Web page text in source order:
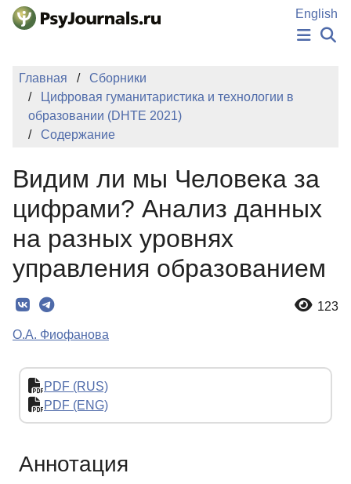
Перейти к основному содержанию
English
НОВОСТИ
АВТОРЫ
ПОДАТЬ РУКОПИСЬ
Регистрация
Вход
Главная
Сборники
Цифровая гуманитаристика и технологии в
образовании (DHTE 2021)
Содержание
Видим ли мы Человека за
цифрами? Анализ данных
на разных уровнях
управления образованием
123
О.А. Фиофанова
PDF (RUS)
PDF (ENG)
Аннотация